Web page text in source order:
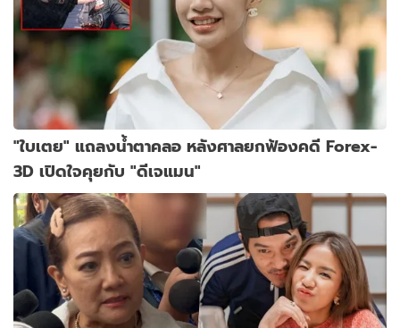
"ใบเตย" แถลงน้ำตาคลอ หลังศาลยกฟ้องคดี Forex-
3D เปิดใจคุยกับ "ดีเจแมน"